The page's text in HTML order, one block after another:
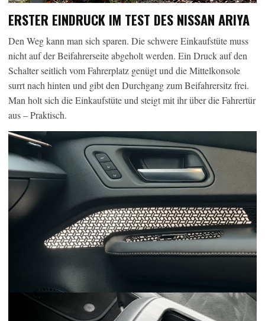
ERSTER EINDRUCK IM TEST DES NISSAN ARIYA
Den Weg kann man sich sparen. Die schwere Einkaufstüte muss
nicht auf der Beifahrerseite abgeholt werden. Ein Druck auf den
Schalter seitlich vom Fahrerplatz genügt und die Mittelkonsole
surrt nach hinten und gibt den Durchgang zum Beifahrersitz frei.
Man holt sich die Einkaufstüte und steigt mit ihr über die Fahrertür
aus – Praktisch.